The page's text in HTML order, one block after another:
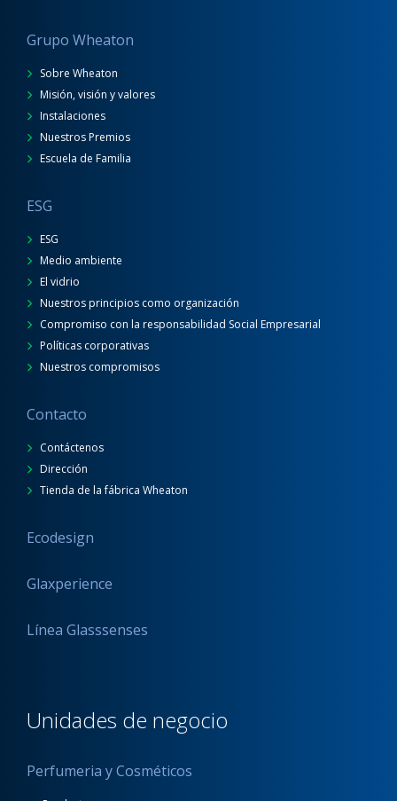
Grupo Wheaton
Sobre Wheaton
Misión, visión y valores
Instalaciones
Nuestros Premios
Escuela de Familia
ESG
ESG
Medio ambiente
El vidrio
Nuestros principios como organización
Compromiso con la responsabilidad Social Empresarial
Políticas corporativas
Nuestros compromisos
Contacto
Contáctenos
Dirección
Tienda de la fábrica Wheaton
Ecodesign
Glaxperience
Línea Glasssenses
Unidades de negocio
Perfumeria y Cosméticos